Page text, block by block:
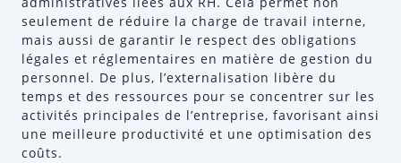
seulement de réduire la charge de travail interne,
mais aussi de garantir le respect des obligations
légales et réglementaires en matière de gestion du
personnel. De plus, l’externalisation libère du
temps et des ressources pour se concentrer sur les
activités principales de l’entreprise, favorisant ainsi
une meilleure productivité et une optimisation des
coûts.